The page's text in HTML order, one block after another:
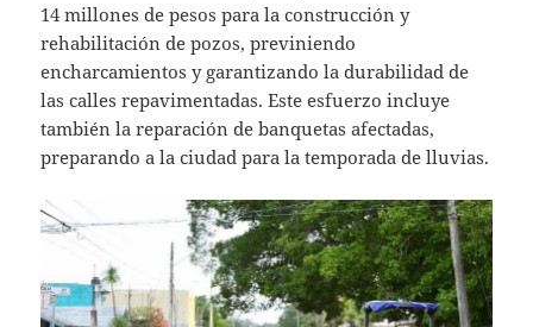
14 millones de pesos para la construcción y
rehabilitación de pozos, previniendo
encharcamientos y garantizando la durabilidad de
las calles repavimentadas. Este esfuerzo incluye
también la reparación de banquetas afectadas,
preparando a la ciudad para la temporada de lluvias.